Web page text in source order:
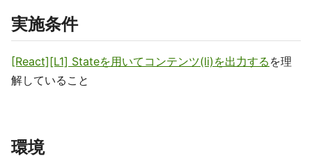
実施条件
[React][L1] Stateを用いてコンテンツ(li)を出力する を理
解していること
環境